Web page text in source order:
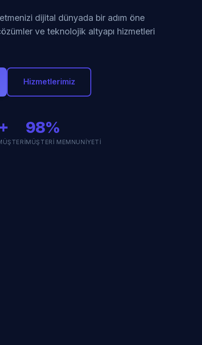
dijital dünyada bir adım öne
ve teknolojik altyapı hizmetleri
Hizmetlerimiz
98%
MÜŞTERI MEMNUNIYETI